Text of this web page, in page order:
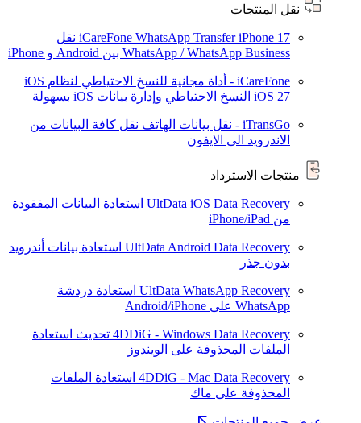
نقل المنتجات
iCareFone WhatsApp TransferiPhone 17
نقل
WhatsApp / WhatsApp Business بين Android و iPhone
iCareFone - أداة مجانية للنسخ الاحتياطي لنظام iOS
iOS 27 النسخ الاحتياطي وإدارة بيانات iOS بسهولة
iTransGo - نقل بيانات الهاتف
نقل كافة البيانات من
الاندرويد الى الايفون
منتجات الاسترداد
UltData iOS Data Recovery استعادة البيانات المفقودة
من iPhone/iPad
UltData Android Data Recovery استعادة بيانات أندرويد
بدون جذر
UltData WhatsApp Recovery استعادة دردشة
WhatsApp على Android/iPhone
4DDiG - Windows Data Recovery تحديث استعادة
الملفات المحذوفة على الويندوز
4DDiG - Mac Data Recovery استعادة الملفات
المحذوفة على ماك